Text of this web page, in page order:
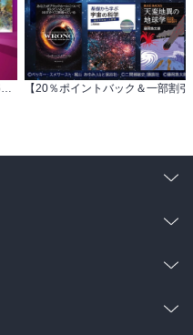
【ガンガン読もうぜ!スクエニ夏祭り!!2026】 ゲーム関連書籍 夏のレベルアップ読書キャンペーン